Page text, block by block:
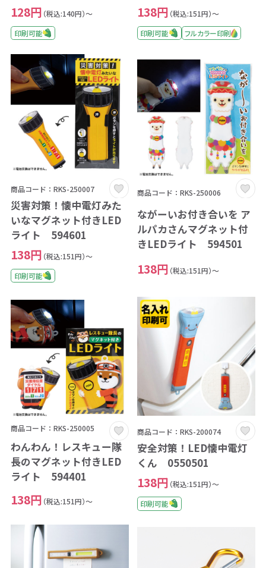
128円 （税込:140円）～
印刷可能
138円 （税込:151円）～
印刷可能
フルカラー印刷
商品コード：RKS-250007
災害対策！懐中電灯みた
いなマグネット付きLED
ライト 594601
138円 （税込:151円）～
印刷可能
商品コード：RKS-250006
ながーいお付き合いを ア
ルパカさんマグネット付
きLEDライト 594501
138円 （税込:151円）～
商品コード：RKS-250005
わんわん！レスキュー隊
長のマグネット付きLED
ライト 594401
138円 （税込:151円）～
商品コード：RKS-200074
安全対策！LED懐中電灯
くん 0550501
138円 （税込:151円）～
印刷可能